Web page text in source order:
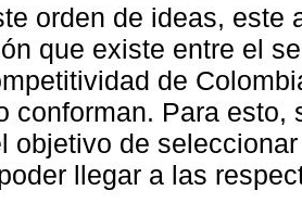
orden de ideas, este
que existe entre el
de
conforman. Para
objetivo de
llegar a las